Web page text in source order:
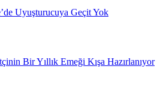
Uyuşturucuya Geçit Yok
Bir Yıllık Emeği Kışa Hazırlanıyor